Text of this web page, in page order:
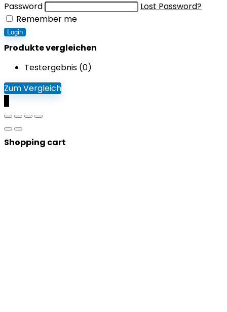
Password
Lost Password?
Remember me
Login
Produkte vergleichen
Testergebnis (0)
Zum Vergleich
Shopping cart